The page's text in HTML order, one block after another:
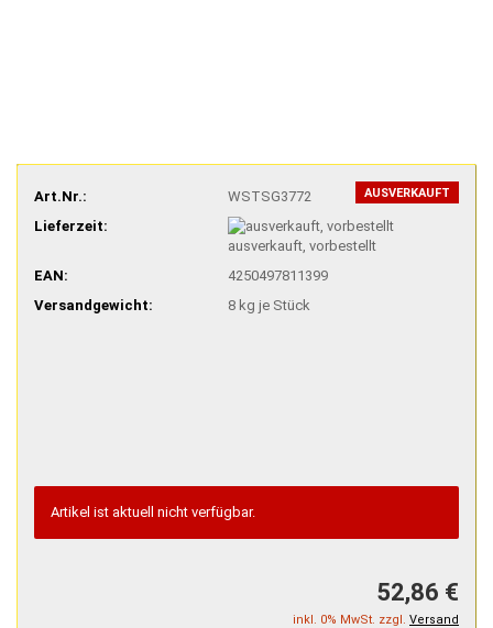
AUSVERKAUFT
Art.Nr.:
WSTSG3772
Lieferzeit:
ausverkauft, vorbestellt
EAN:
4250497811399
Versandgewicht:
8kg je Stück
Artikel ist aktuell nicht verfügbar.
52,86 €
inkl. 0% MwSt. zzgl. Versand